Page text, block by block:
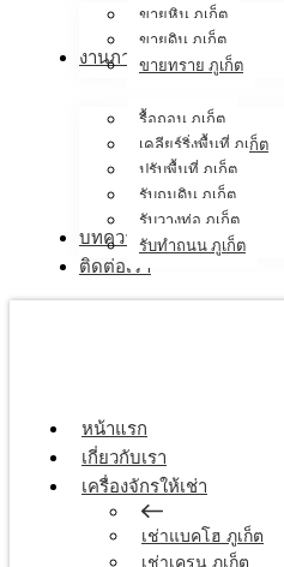
ขายหิน ภูเก็ต
ขายดิน ภูเก็ต
ขายทราย ภูเก็ต
งานภาคสนาม
รื้อถอน ภูเก็ต
เคลียร์ริ่งพื้นที่ ภูเก็ต
ปรับพื้นที่ ภูเก็ต
รับถมดิน ภูเก็ต
รับวางท่อ ภูเก็ต
รับทำถนน ภูเก็ต
บทความ
ติดต่อเรา
หน้าแรก
เกี่ยวกับเรา
เครื่องจักรให้เช่า
เช่าแบคโฮ ภูเก็ต